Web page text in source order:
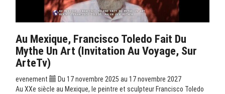
Au Mexique, Francisco Toledo Fait Du
Mythe Un Art (Invitation Au Voyage, Sur
ArteTv)
evenement
Du 17 novembre 2025 au 17 novembre 2027
Au XXe siècle au Mexique, le peintre et sculpteur Francisco Toledo